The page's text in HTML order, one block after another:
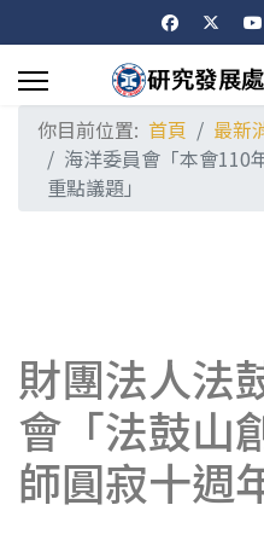
你目前位置: 首頁
最新
海洋委員會「本會110
重點議題」
財團法人法
會「法鼓山
師圓寂十週